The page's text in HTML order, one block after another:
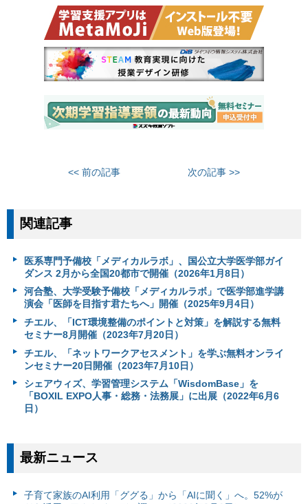
<< 前の記事 次の記事 >>
関連記事
医系専門予備校「メディカルラボ」、国公立大学医学部ガイ
ダンス 2月から全国20都市で開催（2026年1月8日）
河合塾、大学受験予備校「メディカルラボ」で医学部進学講
演会「医師を目指す君たちへ」開催（2025年9月4日）
チエル、「ICT環境整備のポイントと対策」を解説する無料
セミナー8月開催（2023年7月20日）
チエル、「ネットワークアセスメント」を学ぶ無料オンライ
ンセミナー20日開催（2023年7月10日）
シェアウィズ、学習管理システム「WisdomBase」を
「BOXIL EXPO人事・総務・法務展」に出展（2022年6月6
日）
最新ニュース
子育て家族のAI利用「ググる」から「AIに聞く」へ。52%が